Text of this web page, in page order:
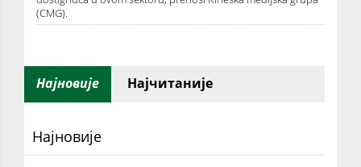
(CMG).
Најновије Најчитаније
Најновије